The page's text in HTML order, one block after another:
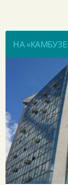
НА